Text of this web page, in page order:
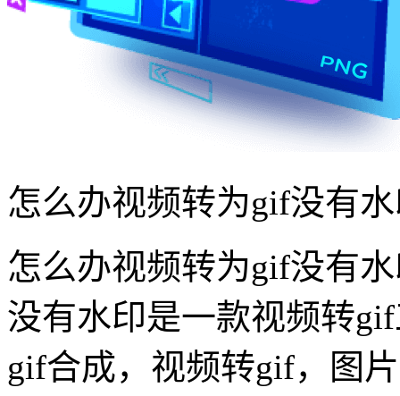
怎么办视频转为gif没有
怎么办视频转为gif没有
没有水印是一款视频转
gif合成，视频转gif，图